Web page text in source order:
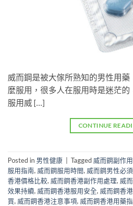
威而鋼是被大傢所熟知的男性用
麼服用，很多人在服用時是迷茫
服用威 […]
CONTINUE
Posted in 男性健康 Tagged 威而鋼副作
服用指南, 威而鋼服用時間, 威而鋼男性必
香港價格比較, 威而鋼香港副作用處理, 威
效果持續, 威而鋼香港服用安全, 威而鋼香
買, 威而鋼香港注意事項, 威而鋼香港用藥